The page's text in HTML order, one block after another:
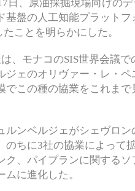
日、原油採掘現場向けの
基盤の人工知能プラット
ことを明らかにした。
、モナコのSIS世界会議で
ジェのオリヴァー・レ・ペ
でこの種の協業をこれま
ンベルジェがシェヴロン
のちに3社の協業によって
ク、パイプランに関する
に進化した。